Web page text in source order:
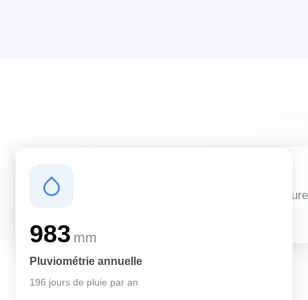
Des conditions qui influencent vos travaux de couverture
983 mm
Pluviométrie annuelle
196 jours de pluie par an